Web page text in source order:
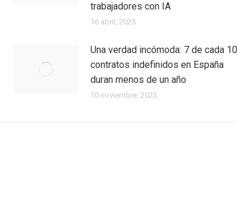
trabajadores con IA
16 abril, 2025
Una verdad incómoda: 7 de cada 10
contratos indefinidos en España
duran menos de un año
10 noviembre, 2023